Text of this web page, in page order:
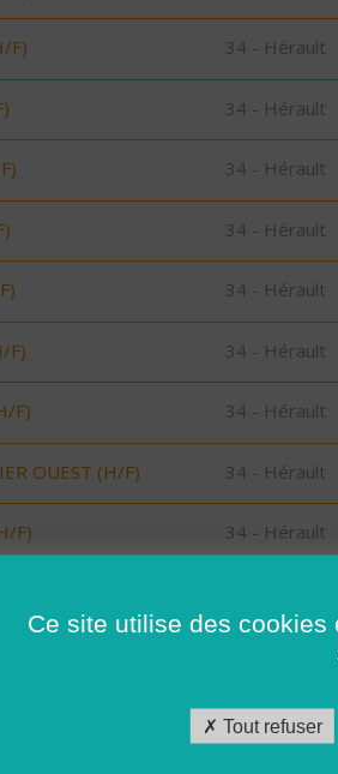
F) 34 - Hérault
34 - Hérault
34 - Hérault
34 - Hérault
34 - Hérault
F) 34 - Hérault
F) 34 - Hérault
OUEST (H/F) 34 - Hérault
F) 34 - Hérault
34 - Hérault
Ce site utilise des
Tout refuser